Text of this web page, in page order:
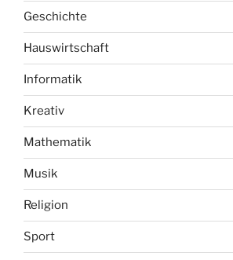
Geschichte
Hauswirtschaft
Informatik
Kreativ
Mathematik
Musik
Religion
Sport